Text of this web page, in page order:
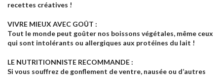
recettes créatives !
VIVRE MIEUX AVEC GOÛT :
Tout le monde peut goûter nos boissons végétales, même ceux
qui sont intolérants ou allergiques aux protéines du lait !
LE NUTRITIONNISTE RECOMMANDE :
Si vous souffrez de gonflement de ventre, nausée ou d’autres